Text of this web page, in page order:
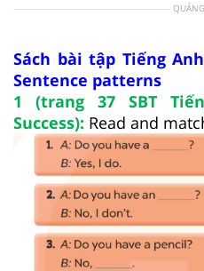
Sách bài tập Tiếng
Sentence patterns
1 (trang 37 SBT
Success): Read and